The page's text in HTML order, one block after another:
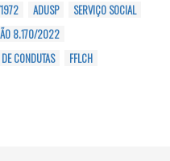
ADUSP
SERVIÇO SOCIAL
8.170/2022
CONDUTAS
FFLCH